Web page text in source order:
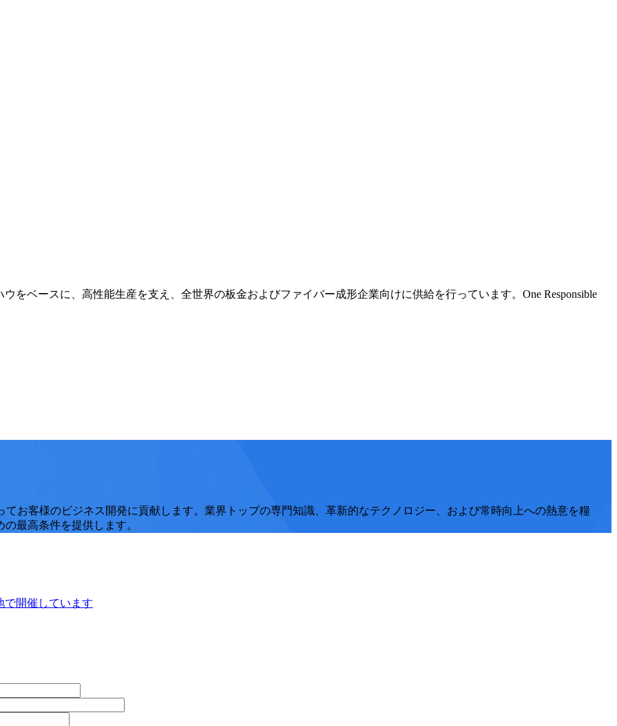
をベースに、高性能生産を支え、全世界の板金およびファイバー成形企業向けに供給を行っています。One Responsible
てお客様のビジネス開発に貢献します。業界トップの専門知識、革新的なテクノロジー、および常時向上への熱意を糧
最高条件を提供します。
で開催しています